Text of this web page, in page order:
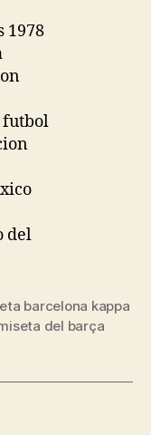
barcelona kappa
del barça